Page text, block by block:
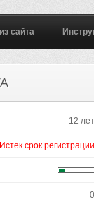
сайта
12 лет
Истек срок регистрации
0